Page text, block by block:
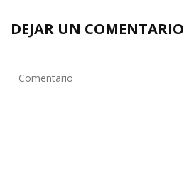
DEJAR UN COMENTARIO